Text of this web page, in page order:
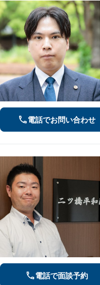
電話でお問い合わせ
電話で面談予約